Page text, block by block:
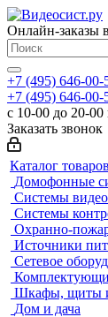
Онлайн-заказы
+7 (495) 646-00-
+7 (495) 646-00-
с 10-00 до 20-
Заказать звонок
Каталог товаров
Домофонные
Системы
Системы
Охранно-
Источники
Сетевое
Шкафы, щиты
Дом и дача